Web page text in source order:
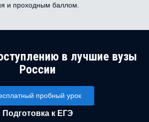
и проходным баллом.
в лучшие вузы
России
пробный урок
Подготовка к ЕГЭ